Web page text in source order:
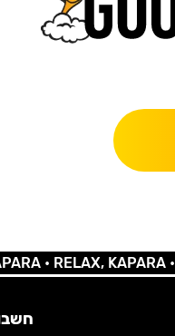
•RELAX, KAPARA •